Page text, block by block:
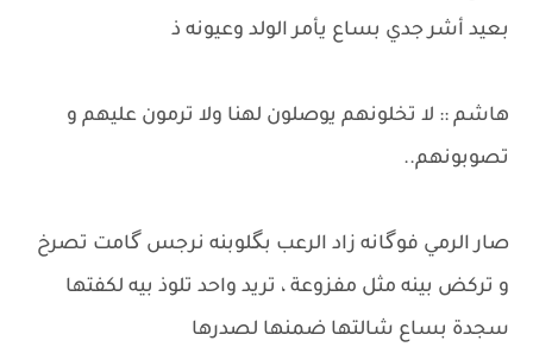
بعيد أشر جدي بساع يأمر الولد وعيونه ذ
​هاشم :: لا تخلونهم يوصلون لهنا ولا ترمون عليهم و
تصوبونهم..
​صار الرمي فوگانه زاد الرعب بگلوبنه نرجس گامت تصرخ
و تركض بينه مثل مفزوعة ، تريد واحد تلوذ بيه لكفتها
سجدة بساع شالتها ضمنها لصدرها